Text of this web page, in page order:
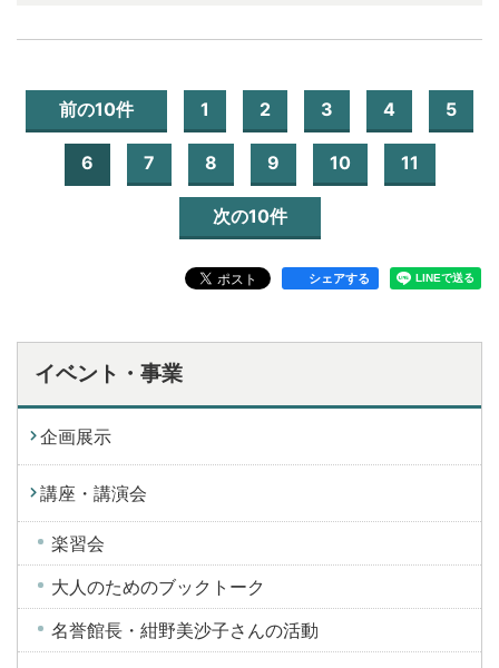
前の10件 1 2 3 4 5
6 7 8 9 10 11
次の10件
シェアする
イベント・事業
企画展示
講座・講演会
楽習会
大人のためのブックトーク
名誉館長・紺野美沙子さんの活動